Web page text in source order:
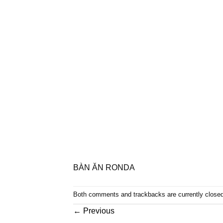
BÀN ĂN RONDA
Both comments and trackbacks are currently
← Previous